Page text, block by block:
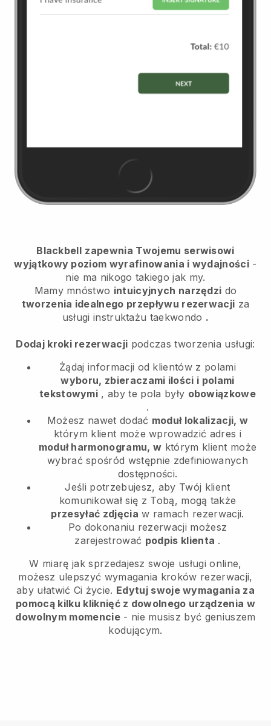
Blackbell zapewnia Twojemu serwisowi
wyjątkowy poziom wyrafinowania i wydajności -
nie ma nikogo takiego jak my.
Mamy mnóstwo intuicyjnych narzędzi do
tworzenia idealnego przepływu rezerwacji za
usługi instruktażu taekwondo .
Dodaj kroki rezerwacji podczas tworzenia usługi:
Żądaj informacji od klientów z polami
wyboru, zbieraczami ilości i polami
tekstowymi , aby te pola były obowiązkowe
.
Możesz nawet dodać moduł lokalizacji, w
którym klient może wprowadzić adres i
moduł harmonogramu, w którym klient może
wybrać spośród wstępnie zdefiniowanych
dostępności.
Jeśli potrzebujesz, aby Twój klient
komunikował się z Tobą, mogą także
przesyłać zdjęcia w ramach rezerwacji.
Po dokonaniu rezerwacji możesz
zarejestrować podpis klienta .
W miarę jak sprzedajesz swoje usługi online,
możesz ulepszyć wymagania kroków rezerwacji,
aby ułatwić Ci życie. Edytuj swoje wymagania za
pomocą kilku kliknięć z dowolnego urządzenia w
dowolnym momencie- nie musisz być geniuszem
kodującym.